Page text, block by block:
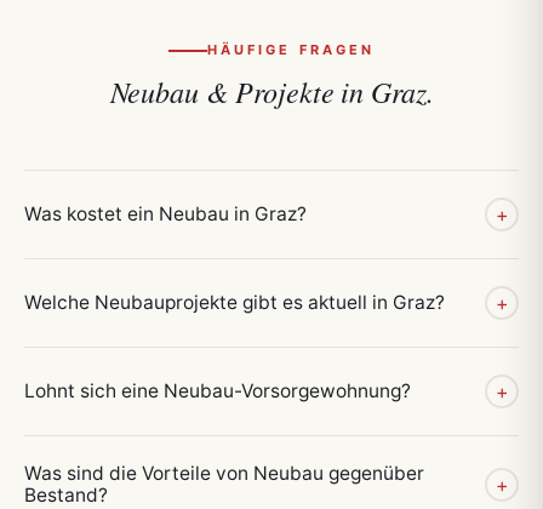
HÄUFIGE FRAGEN
Neubau & Projekte in Graz.
Was kostet ein Neubau in Graz? +
Welche Neubauprojekte gibt es aktuell in Graz? +
Lohnt sich eine Neubau-Vorsorgewohnung? +
Was sind die Vorteile von Neubau gegenüber
Bestand?
+